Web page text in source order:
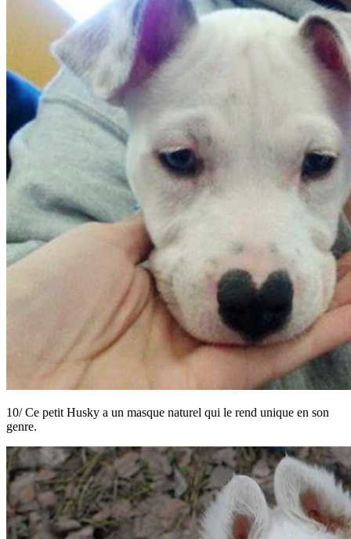
10/ Ce petit Husky a un masque naturel qui le rend unique en son
genre.